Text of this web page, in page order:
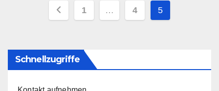
Posts
1 … 4 5
Schnellzugriffe